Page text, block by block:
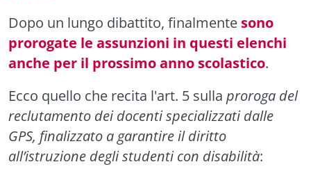
Dopo un lungo dibattito, finalmente sono
prorogate le assunzioni in questi elenchi
anche per il prossimo anno scolastico.
Ecco quello che recita l'art. 5 sulla proroga del
reclutamento dei docenti specializzati dalle
GPS, finalizzato a garantire il diritto
all’istruzione degli studenti con disabilità: